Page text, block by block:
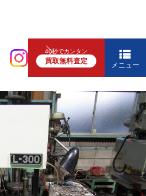
40秒でカンタン
買取無料査定 メニュー